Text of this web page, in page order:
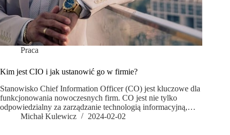
Praca
Kim jest CIO i jak ustanowić go w firmie?
Stanowisko Chief Information Officer (CO) jest kluczowe dla
funkcjonowania nowoczesnych firm. CO jest nie tylko
odpowiedzialny za zarządzanie technologią informacyjną,…
Michał Kulewicz
2024-02-02